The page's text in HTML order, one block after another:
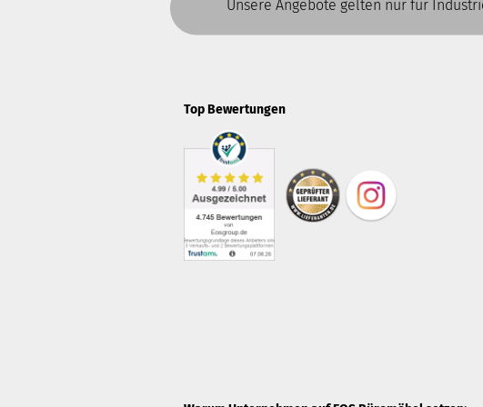
Unsere Angebote gelten nur für
Top Bewertungen